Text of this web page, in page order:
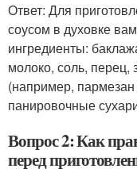
Ответ: Для
соусом в духовке
ингредиенты:
молоко, соль, перец,
(например,
панировочные
Вопрос 2: Как
перед